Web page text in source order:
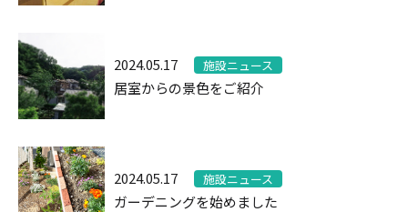
2024.05.17 施設ニュース
居室からの景色をご紹介
2024.05.17 施設ニュース
ガーデニングを始めました